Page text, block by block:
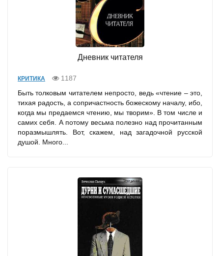
Дневник читателя
КРИТИКА
1187
Быть толковым читателем непросто, ведь «чтение – это,
тихая радость, а сопричастность божескому началу, ибо,
когда мы предаемся чтению, мы творим». В том числе и
самих себя. А потому весьма полезно над прочитанным
поразмышлять. Вот, скажем, над загадочной русской
душой. Много...